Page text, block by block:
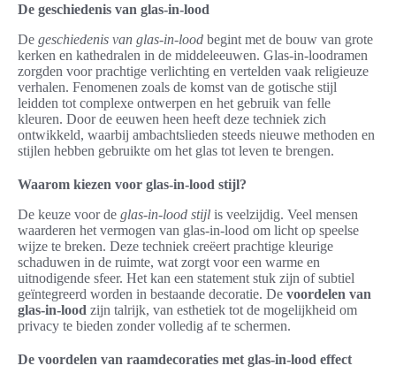
De geschiedenis van glas-in-lood
De geschiedenis van glas-in-lood begint met de bouw van grote
kerken en kathedralen in de middeleeuwen. Glas-in-loodramen
zorgden voor prachtige verlichting en vertelden vaak religieuze
verhalen. Fenomenen zoals de komst van de gotische stijl
leidden tot complexe ontwerpen en het gebruik van felle
kleuren. Door de eeuwen heen heeft deze techniek zich
ontwikkeld, waarbij ambachtslieden steeds nieuwe methoden en
stijlen hebben gebruikte om het glas tot leven te brengen.
Waarom kiezen voor glas-in-lood stijl?
De keuze voor de glas-in-lood stijl is veelzijdig. Veel mensen
waarderen het vermogen van glas-in-lood om licht op speelse
wijze te breken. Deze techniek creëert prachtige kleurige
schaduwen in de ruimte, wat zorgt voor een warme en
uitnodigende sfeer. Het kan een statement stuk zijn of subtiel
geïntegreerd worden in bestaande decoratie. De voordelen van
glas-in-lood zijn talrijk, van esthetiek tot de mogelijkheid om
privacy te bieden zonder volledig af te schermen.
De voordelen van raamdecoraties met glas-in-lood effect